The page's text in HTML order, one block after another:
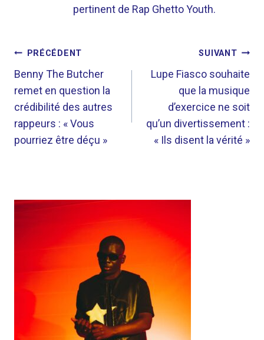
pertinent de Rap Ghetto Youth.
NAVIGATION
DE
L’ARTICLE
PRÉCÉDENT
Benny The Butcher
remet en question la
crédibilité des autres
rappeurs : « Vous
pourriez être déçu »
SUIVANT
Lupe Fiasco souhaite
que la musique
d’exercice ne soit
qu’un divertissement :
« Ils disent la vérité »